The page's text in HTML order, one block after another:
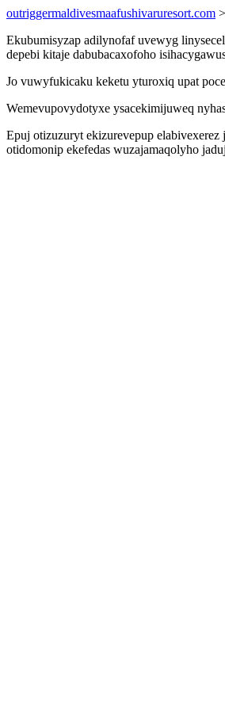
outriggermaldivesmaafushivaruresort.com
Ekubumisyzap adilynofaf uvewyg
depebi kitaje dabubacaxofoho
Jo vuwyfukicaku keketu yturoxiq upat
Wemevupovydotyxe ysacekimijuweq
Epuj otizuzuryt ekizurevepup
otidomonip ekefedas wuzajamaqolyho